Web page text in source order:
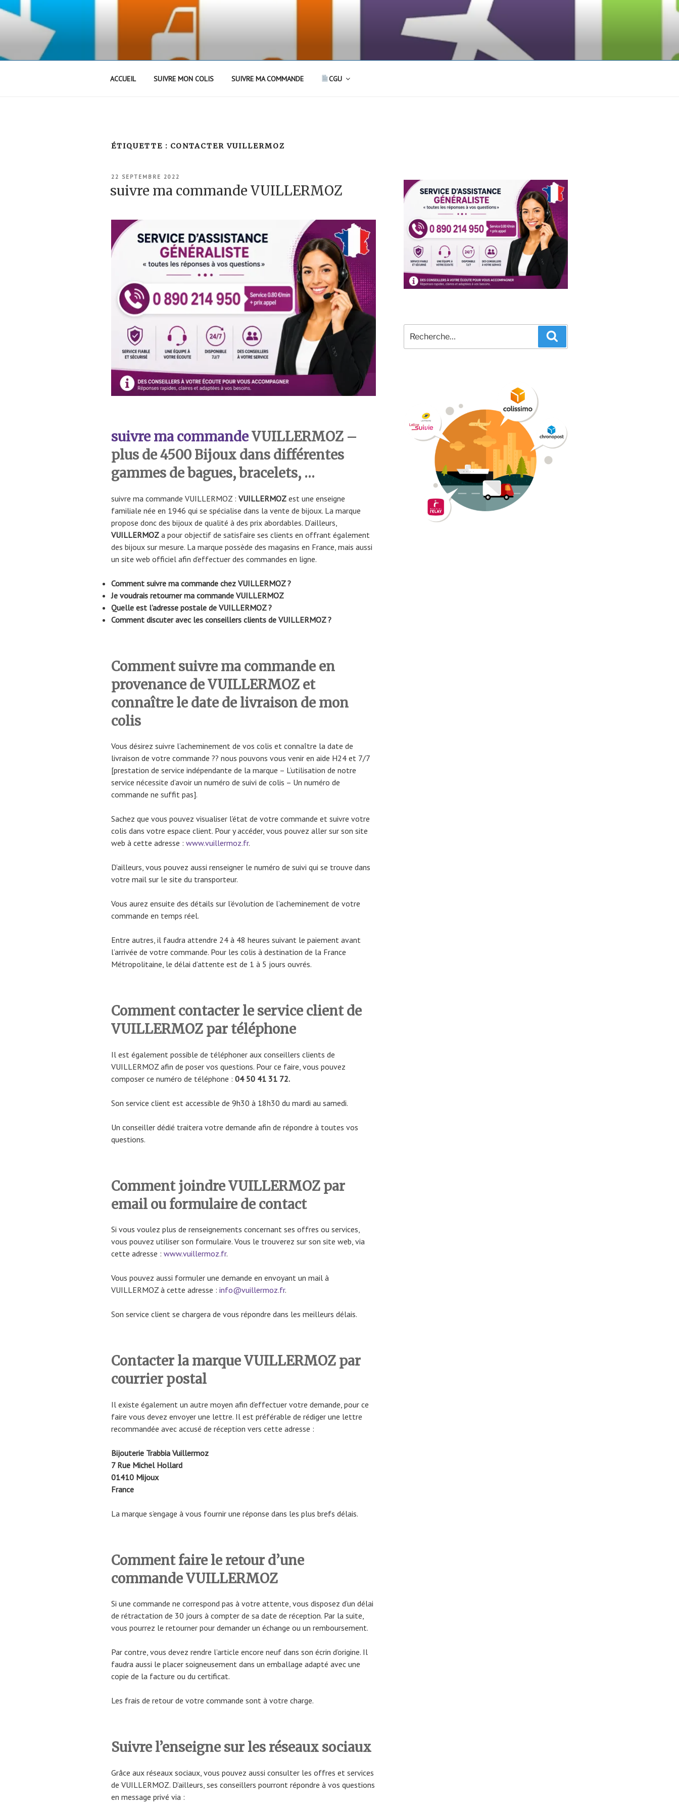
Aller
ACCUEIL SUIVRE MON COLIS SUIVRE MA COMMANDE CGU
ÉTIQUETTE : CONTACTER VUILLERMOZ
PUBLIÉ
22 SEPTEMBRE 2022
suivre ma commande VUILLERMOZ
suivre ma commandeVUILLERMOZ –
plus de 4500 Bijoux dans différentes
gammes de bagues, bracelets, …
suivre ma commande VUILLERMOZ : VUILLERMOZ est une enseigne
familiale née en 1946 qui se spécialise dans la vente de bijoux. La marque
propose donc des bijoux de qualité à des prix abordables. D’ailleurs,
VUILLERMOZ a pour objectif de satisfaire ses clients en offrant également
des bijoux sur mesure. La marque possède des magasins en France, mais aussi
un site web officiel afin d’effectuer des commandes en ligne.
Comment suivre ma commande chez VUILLERMOZ ?
Je voudrais retourner ma commande VUILLERMOZ
Quelle est l’adresse postale de VUILLERMOZ ?
Comment discuter avec les conseillers clients de VUILLERMOZ ?
Comment suivre ma commande en
provenance de VUILLERMOZ et
connaître le date de livraison de mon
colis
Vous désirez suivre l’acheminement de vos colis et connaître la date de
livraison de votre commande ?? nous pouvons vous venir en aide H24 et 7/7
[prestation de service indépendante de la marque – L’utilisation de notre
service nécessite d’avoir un numéro de suivi de colis – Un numéro de
commande ne suffit pas].
Sachez que vous pouvez visualiser l’état de votre commande et suivre votre
colis dans votre espace client. Pour y accéder, vous pouvez aller sur son site
web à cette adresse : www.vuillermoz.fr.
D’ailleurs, vous pouvez aussi renseigner le numéro de suivi qui se trouve dans
votre mail sur le site du transporteur.
Vous aurez ensuite des détails sur l’évolution de l’acheminement de votre
commande en temps réel.
Entre autres, il faudra attendre 24 à 48 heures suivant le paiement avant
l’arrivée de votre commande. Pour les colis à destination de la France
Métropolitaine, le délai d’attente est de 1 à 5 jours ouvrés.
Comment contacter le service client de
VUILLERMOZ par téléphone
Il est également possible de téléphoner aux conseillers clients de
VUILLERMOZ afin de poser vos questions. Pour ce faire, vous pouvez
composer ce numéro de téléphone : 04 50 41 31 72.
Son service client est accessible de 9h30 à 18h30 du mardi au samedi.
Un conseiller dédié traitera votre demande afin de répondre à toutes vos
questions.
Comment joindre VUILLERMOZ par
email ou formulaire de contact
Si vous voulez plus de renseignements concernant ses offres ou services,
vous pouvez utiliser son formulaire. Vous le trouverez sur son site web, via
cette adresse : www.vuillermoz.fr.
Vous pouvez aussi formuler une demande en envoyant un mail à
VUILLERMOZ à cette adresse : info@vuillermoz.fr.
Son service client se chargera de vous répondre dans les meilleurs délais.
Contacter la marque VUILLERMOZ par
courrier postal
Il existe également un autre moyen afin d’effectuer votre demande, pour ce
faire vous devez envoyer une lettre. Il est préférable de rédiger une lettre
recommandée avec accusé de réception vers cette adresse :
Bijouterie Trabbia Vuillermoz
7 Rue Michel Hollard
01410 Mijoux
France
La marque s’engage à vous fournir une réponse dans les plus brefs délais.
Comment faire le retour d’une
commande VUILLERMOZ
Si une commande ne correspond pas à votre attente, vous disposez d’un délai
de rétractation de 30 jours à compter de sa date de réception. Par la suite,
vous pourrez le retourner pour demander un échange ou un remboursement.
Par contre, vous devez rendre l’article encore neuf dans son écrin d’origine. Il
faudra aussi le placer soigneusement dans un emballage adapté avec une
copie de la facture ou du certificat.
Les frais de retour de votre commande sont à votre charge.
Suivre l’enseigne sur les réseaux sociaux
Grâce aux réseaux sociaux, vous pouvez aussi consulter les offres et services
de VUILLERMOZ. D’ailleurs, ses conseillers pourront répondre à vos questions
en message privé via :
pour